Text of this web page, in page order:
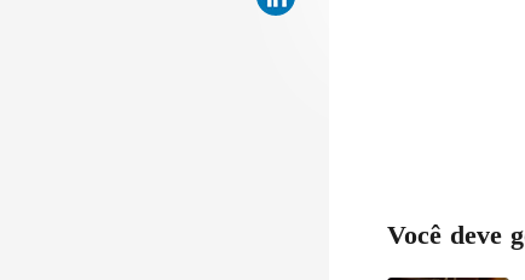
Você deve